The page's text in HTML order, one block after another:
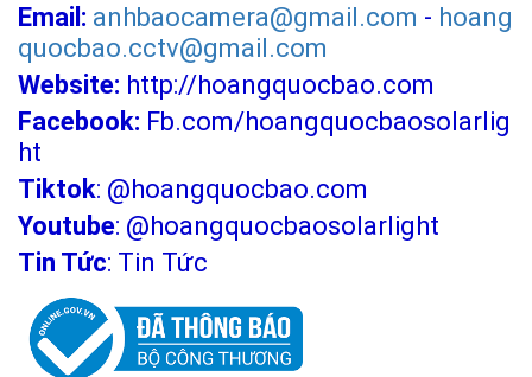
Email: anhbaocamera@gmail.com - hoang
quocbao.cctv@gmail.com
Website: http://hoangquocbao.com
Facebook: Fb.com/hoangquocbaosolarlig
ht
Tiktok: @hoangquocbao.com
Youtube: @hoangquocbaosolarlight
Tin Tức: Tin Tức